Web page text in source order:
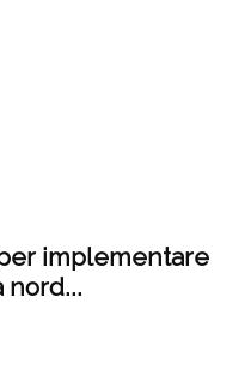
implementare
nord...